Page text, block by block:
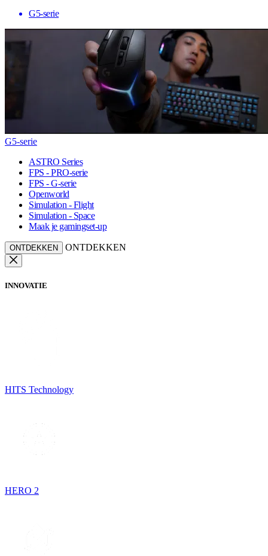
G5-serie
G5-serie
ASTRO Series
FPS - PRO-serie
FPS - G-serie
Openworld
Simulation - Flight
Simulation - Space
Maak je gamingset-up
ONTDEKKEN ONTDEKKEN
INNOVATIE
HITS Technology
HERO 2